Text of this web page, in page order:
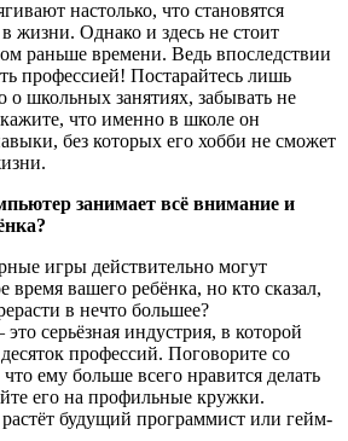
настолько, что становятся
Однако и здесь не стоит
раньше времени. Ведь впоследствии
профессией! Постарайтесь лишь
о школьных занятиях, забывать не
что именно в школе он
без которых его хобби не сможет
занимает всё внимание и
игры действительно могут
время вашего ребёнка, но кто сказал,
в нечто большее?
серьёзная индустрия, в которой
профессий. Поговорите со
ему больше всего нравится делать
его на профильные кружки.
будущий программист или гейм-